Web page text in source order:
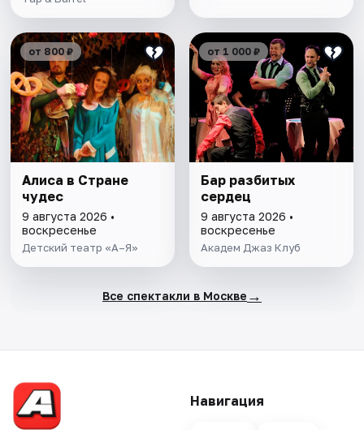
от 800 ₽
Алиса в Стране
чудес
9 августа 2026 •
воскресенье
Детский театр «А–Я»
от 1 000 ₽
Бар разбитых
сердец
9 августа 2026 •
воскресенье
Академ Джаз Клуб
Все спектакли в Москве →
Навигация